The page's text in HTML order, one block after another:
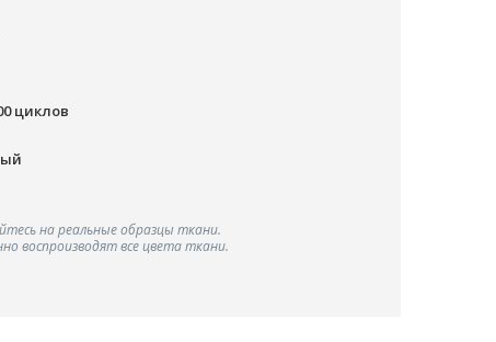
циклов
на реальные образцы ткани.
воспроизводят все цвета ткани.